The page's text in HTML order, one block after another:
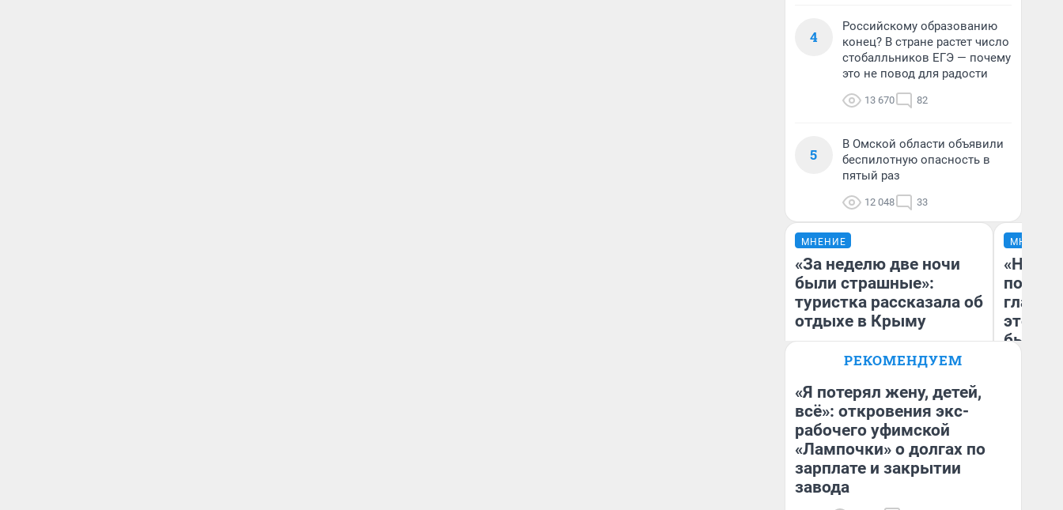
4
Российскому образованию
конец? В стране растет число
стобалльников ЕГЭ — почему
это не повод для радости
13 670 82
5
В Омской области объявили
беспилотную опасность в
пятый раз
12 048 33
МНЕНИЕ
«За неделю две ночи
были страшные»:
туристка рассказала об
отдыхе в Крыму
Александра Исмайлова
заместитель главного
редактора 63.RU
МНЕНИЕ
этого
бьет
РЕКОМЕНДУЕМ
«Я потерял жену, детей,
всё»: откровения экс-
рабочего уфимской
«Лампочки» о долгах по
зарплате и закрытии
завода